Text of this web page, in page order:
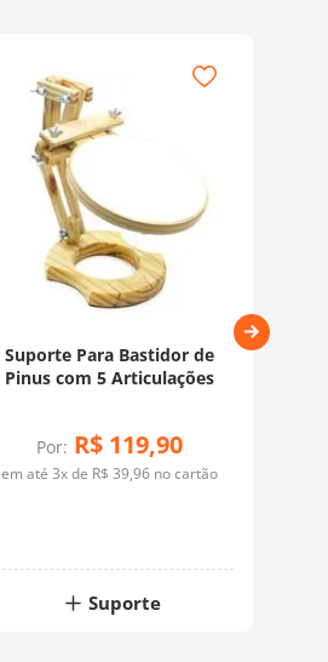
Suporte Para Bastidor de
Pinus com 5 Articulações
Por: R$ 119,90
em até 3x de R$ 39,96no cartão
Suporte